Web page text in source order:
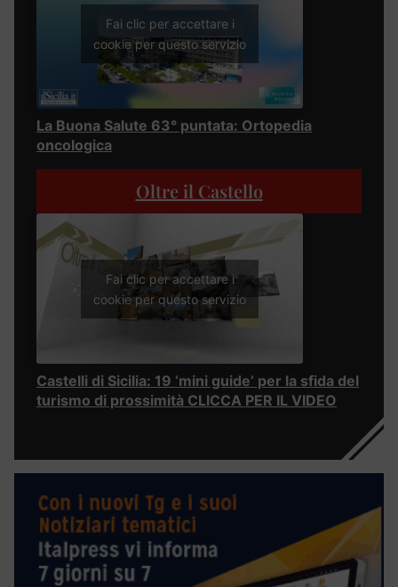
Fai clic per accettare i
cookie per questo servizio
La Buona Salute 63° puntata: Ortopedia
oncologica
Oltre il Castello
Fai clic per accettare i
cookie per questo servizio
Castelli di Sicilia: 19 ‘mini guide’ per la sfida del
turismo di prossimità CLICCA PER IL VIDEO